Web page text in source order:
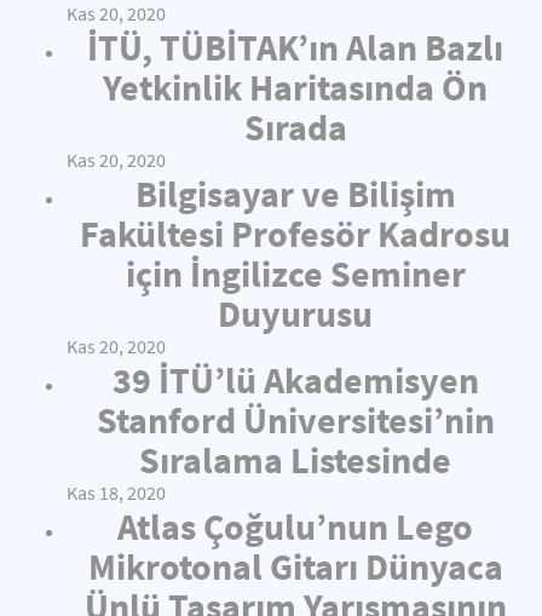
Kas 20, 2020
İTÜ, TÜBİTAK’ın Alan Bazlı
Yetkinlik Haritasında Ön
Sırada
Kas 20, 2020
Bilgisayar ve Bilişim
Fakültesi Profesör Kadrosu
için İngilizce Seminer
Duyurusu
Kas 20, 2020
39 İTÜ’lü Akademisyen
Stanford Üniversitesi’nin
Sıralama Listesinde
Kas 18, 2020
Atlas Çoğulu’nun Lego
Mikrotonal Gitarı Dünyaca
Ünlü Tasarım Yarışmasının